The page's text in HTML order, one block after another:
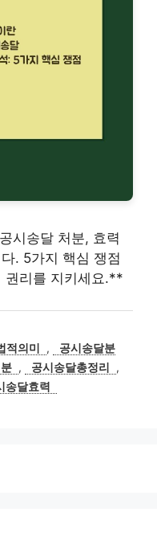
시송달 처분, 효력
. 5가지 핵심 쟁점
권리를 지키세요.**
적의미 ,
공시송달분
, 공시송달총정리
,
송달효력